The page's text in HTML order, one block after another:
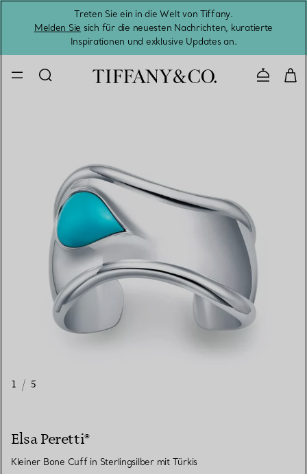
Treten Sie ein in die Welt von Tiffany.
Melden Sie sich für die neuesten Nachrichten, kuratierte
Inspirationen und exklusive Updates an.
1 / 5
Elsa Peretti®
Kleiner Bone Cuff in Sterlingsilber mit Türkis